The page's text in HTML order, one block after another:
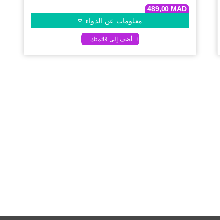
489,00 MAD
معلومات عن الدواء